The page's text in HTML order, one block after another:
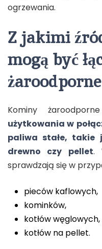
ogrzewania.
Z jakimi
mogą być
Kominy
użytkowania w
paliwa stałe, takie
drewno czy pellet.
sprawdzają się w
pieców kaflowych,
kominków,
kotłów węglowych,
kotłów na pellet.